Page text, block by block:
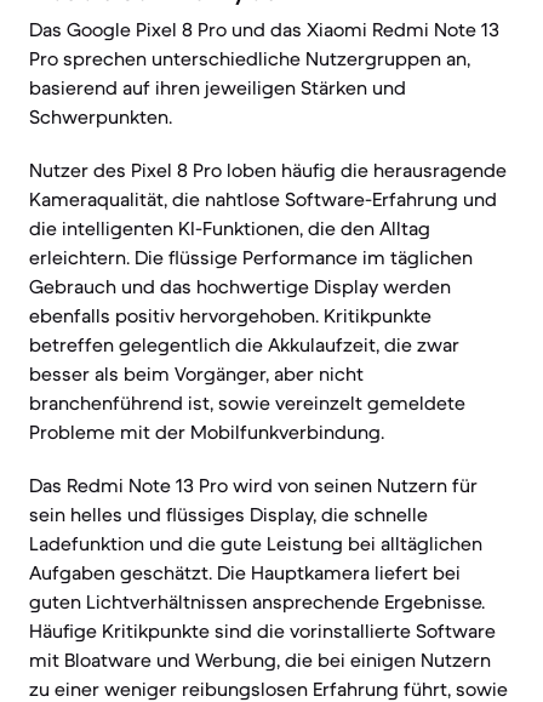
Das Google Pixel 8 Pro und das Xiaomi Redmi Note 13
Pro sprechen unterschiedliche Nutzergruppen an,
basierend auf ihren jeweiligen Stärken und
Schwerpunkten.
Nutzer des Pixel 8 Pro loben häufig die herausragende
Kameraqualität, die nahtlose Software-Erfahrung und
die intelligenten KI-Funktionen, die den Alltag
erleichtern. Die flüssige Performance im täglichen
Gebrauch und das hochwertige Display werden
ebenfalls positiv hervorgehoben. Kritikpunkte
betreffen gelegentlich die Akkulaufzeit, die zwar
besser als beim Vorgänger, aber nicht
branchenführend ist, sowie vereinzelt gemeldete
Probleme mit der Mobilfunkverbindung.
Das Redmi Note 13 Pro wird von seinen Nutzern für
sein helles und flüssiges Display, die schnelle
Ladefunktion und die gute Leistung bei alltäglichen
Aufgaben geschätzt. Die Hauptkamera liefert bei
guten Lichtverhältnissen ansprechende Ergebnisse.
Häufige Kritikpunkte sind die vorinstallierte Software
mit Bloatware und Werbung, die bei einigen Nutzern
zu einer weniger reibungslosen Erfahrung führt, sowie